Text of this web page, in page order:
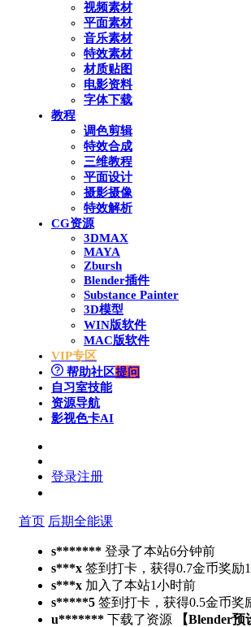
视频素材
平面素材
音乐素材
特效素材
材质贴图
电影资料
字体下载
教程
调色剪辑
特效合成
三维教程
平面设计
摄影摄像
特效解析
CG资源
3DMAX
MAYA
Zbursh
Blender插件
Substance Painter
3D模型
WIN版软件
MAC版软件
VIP专区
帮助社区提问
自习室技能
资源导航
影视色卡AI
登录注册
首页 后期全能课
s******* 登录了本站6分钟前
s***x 签到打卡，获得0.7金币奖励
s***x 加入了本站1小时前
s*****5 签到打卡，获得0.5金币奖
u******* 下载了资源 【Blender